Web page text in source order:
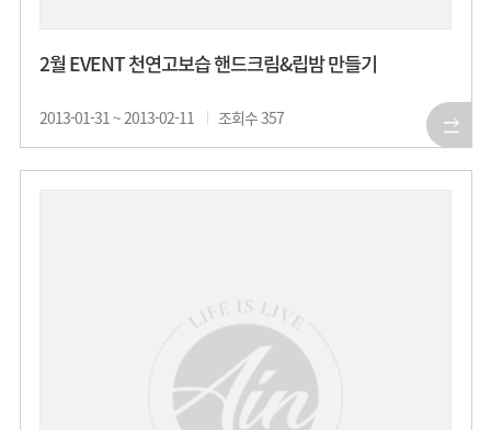
2월 EVENT 천연고보습 핸드크림&립밤 만들기
2013-01-31 ~ 2013-02-11 조회수357